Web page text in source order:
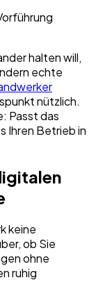
halten will,
echte
nützlich.
Passt das
Ihren Betrieb in
keine
ob Sie
ohne
ruhig